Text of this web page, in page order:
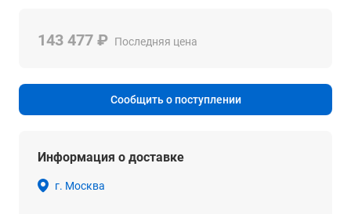
143 477 ₽ Последняя цена
Сообщить о поступлении
Информация о доставке
г. Москва